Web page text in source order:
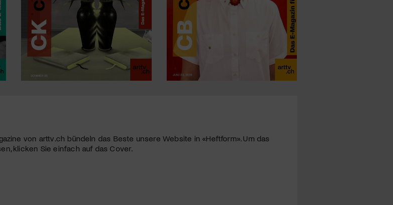
von arttv.ch bündeln das Beste unsere Website in «Heftform». Um das
klicken Sie einfach auf das Cover.